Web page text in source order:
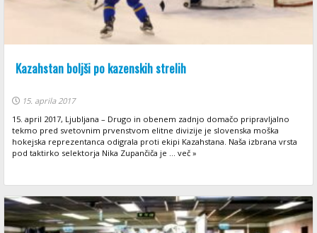
Kazahstan boljši po kazenskih strelih
15. aprila 2017
15. april 2017, Ljubljana – Drugo in obenem zadnjo domačo pripravljalno
tekmo pred svetovnim prvenstvom elitne divizije je slovenska moška
hokejska reprezentanca odigrala proti ekipi Kazahstana. Naša izbrana vrsta
pod taktirko selektorja Nika Zupančiča je ... več »